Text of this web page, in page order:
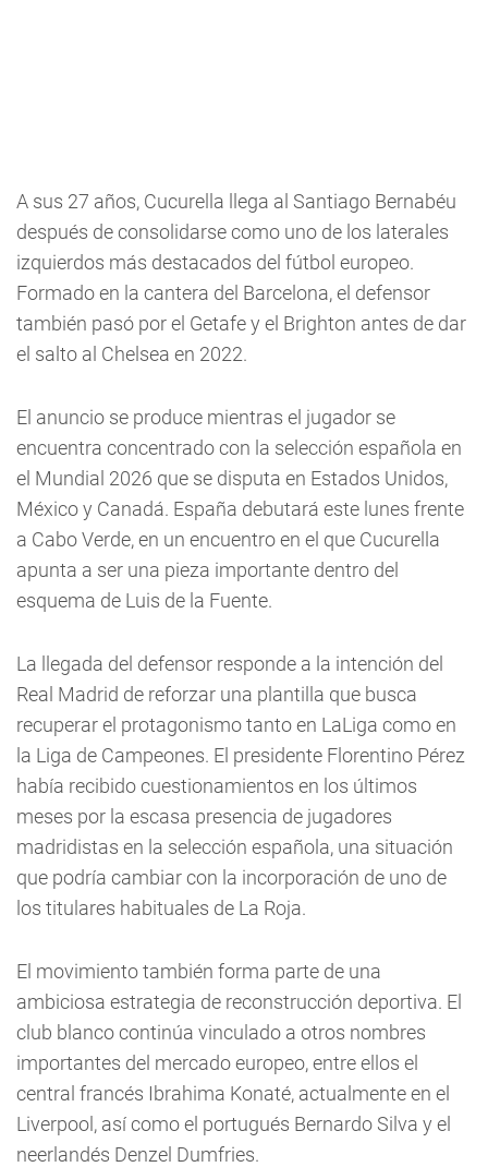
A sus 27 años, Cucurella llega al Santiago Bernabéu
después de consolidarse como uno de los laterales
izquierdos más destacados del fútbol europeo.
Formado en la cantera del Barcelona, el defensor
también pasó por el Getafe y el Brighton antes de dar
el salto al Chelsea en 2022.
El anuncio se produce mientras el jugador se
encuentra concentrado con la selección española en
el Mundial 2026 que se disputa en Estados Unidos,
México y Canadá. España debutará este lunes frente
a Cabo Verde, en un encuentro en el que Cucurella
apunta a ser una pieza importante dentro del
esquema de Luis de la Fuente.
La llegada del defensor responde a la intención del
Real Madrid de reforzar una plantilla que busca
recuperar el protagonismo tanto en LaLiga como en
la Liga de Campeones. El presidente Florentino Pérez
había recibido cuestionamientos en los últimos
meses por la escasa presencia de jugadores
madridistas en la selección española, una situación
que podría cambiar con la incorporación de uno de
los titulares habituales de La Roja.
El movimiento también forma parte de una
ambiciosa estrategia de reconstrucción deportiva. El
club blanco continúa vinculado a otros nombres
importantes del mercado europeo, entre ellos el
central francés Ibrahima Konaté, actualmente en el
Liverpool, así como el portugués Bernardo Silva y el
neerlandés Denzel Dumfries.